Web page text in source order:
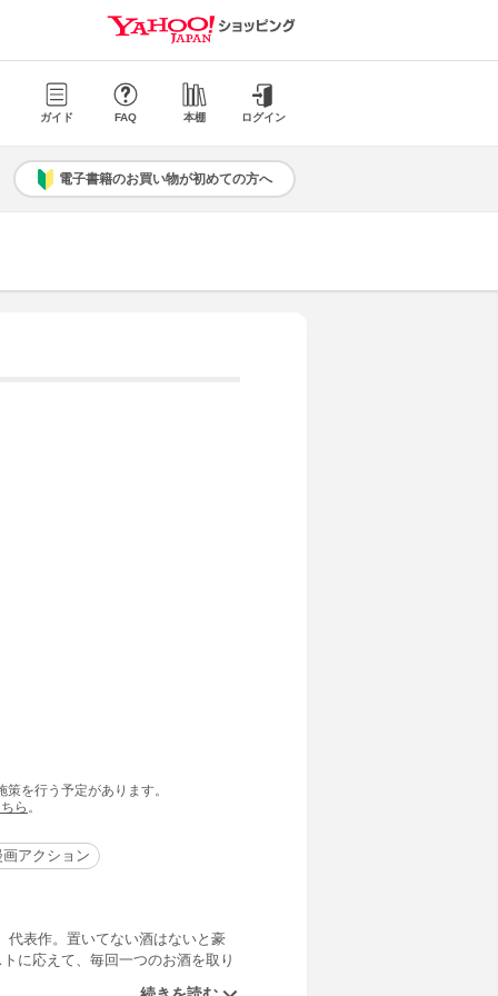
ガイド FAQ 本棚 ログイン
電子書籍のお買い物が初めての方へ
を行う予定があります。
ら 。
画アクション
代表作。置いてない酒はないと豪
に応えて、毎回一つのお酒を取り